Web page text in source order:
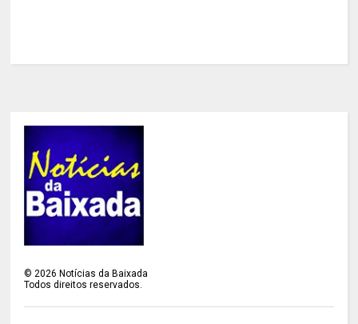
©2026 Notícias da Baixada
Todos direitos reservados.